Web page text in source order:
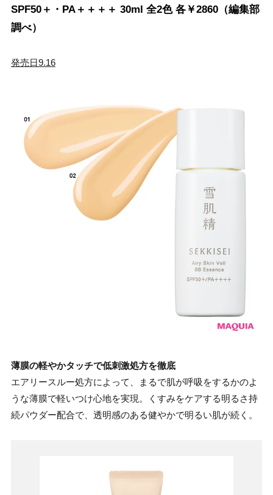
SPF50＋・PA＋＋＋＋ 30ml 全2色 各￥2860（編集部
調べ）
発売日9.16
薄膜の軽やかタッチで低刺激処方を徹底
エアリースルー処方によって、まるで肌が呼吸をするかのよ
うな薄膜で軽いつけ心地を実現。くすみをケアする明るさ持
続パウダー配合で、透明感のある健やかで明るい肌が続く。